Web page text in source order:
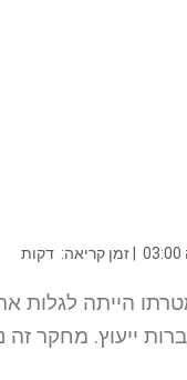
| זמן קריאה: דקות
הייתה לגלות
ייעוץ. מחקר